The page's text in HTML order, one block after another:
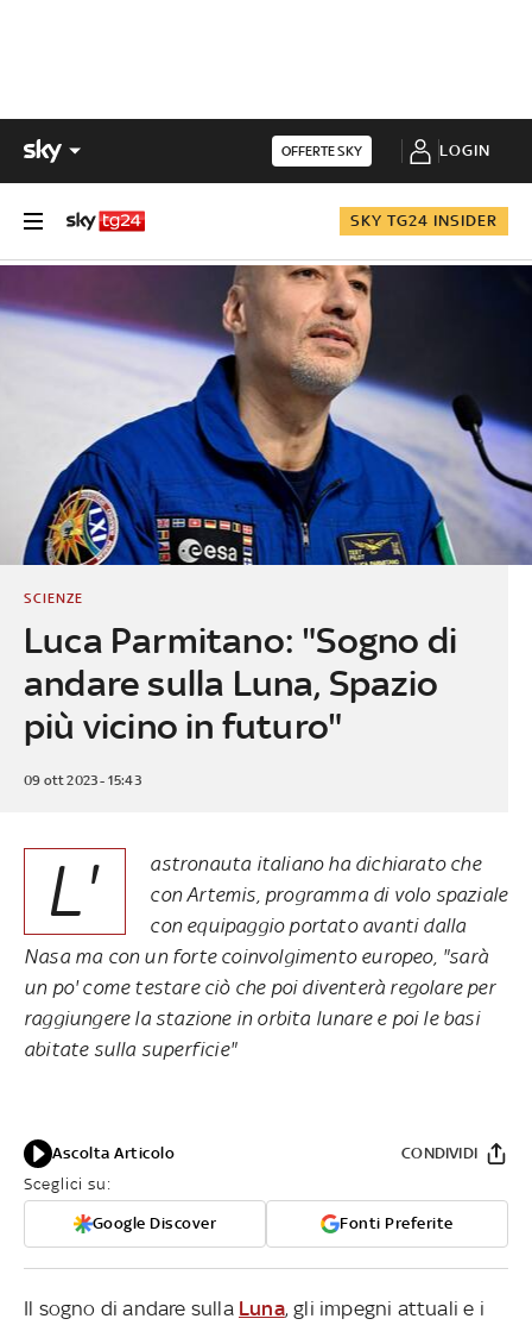
OFFERTE SKY LOGIN
SKY TG24 INSIDER
Luca Parmitano: "Sogno di
andare sulla Luna, Spazio
più vicino in futuro"
SCIENZE
09 ott 2023 - 15:43
L'
astronauta italiano ha dichiarato che
con Artemis, programma di volo spaziale
con equipaggio portato avanti dalla
Nasa ma con un forte coinvolgimento europeo, "sarà
un po' come testare ciò che poi diventerà regolare per
raggiungere la stazione in orbita lunare e poi le basi
abitate sulla superficie"
Ascolta Articolo
Sceglici su:
Google Discover Fonti Preferite
CONDIVIDI
Il sogno di andare sulla Luna, gli impegni attuali e i